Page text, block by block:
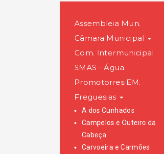
Assembleia Mun.
Câmara Municipal
Com. Intermunicipal
SMAS - Água
Promotorres EM.
Freguesias
A dos Cunhados
Campelos e Outeiro da
Cabeça
Carvoeira e Carmões